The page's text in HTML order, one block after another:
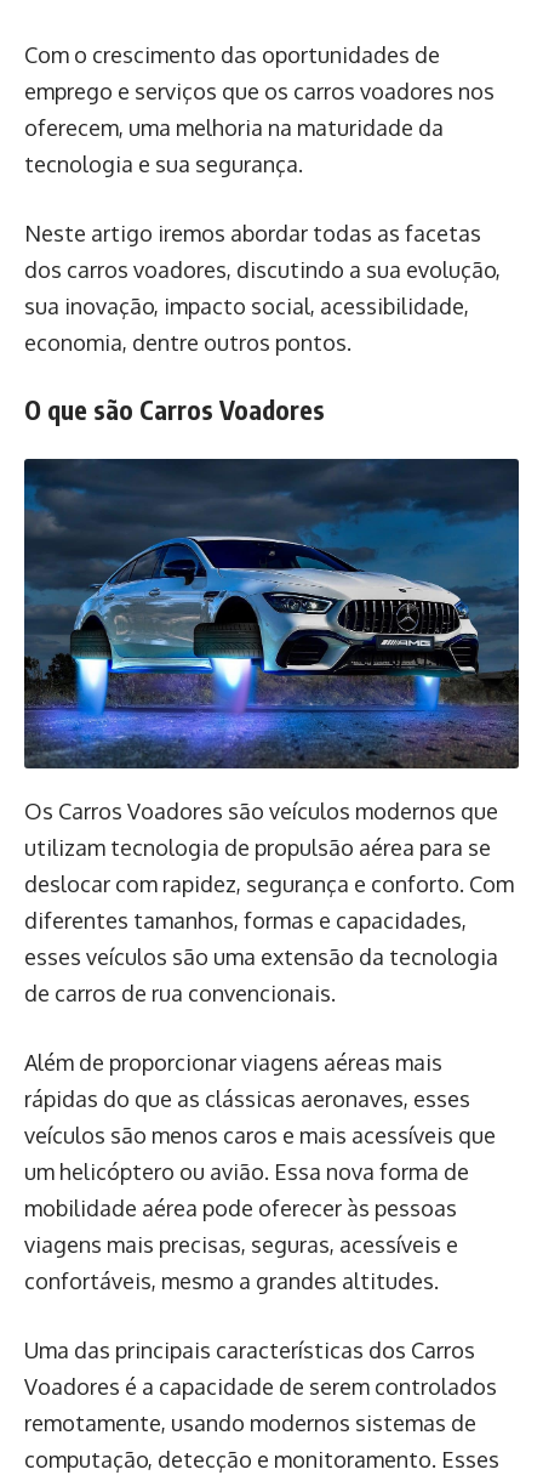
Com o crescimento das oportunidades de
emprego e serviços que os carros voadores nos
oferecem, uma melhoria na maturidade da
tecnologia e sua segurança.
Neste artigo iremos abordar todas as facetas
dos carros voadores, discutindo a sua evolução,
sua inovação, impacto social, acessibilidade,
economia, dentre outros pontos.
O que são Carros Voadores
Os Carros Voadores são veículos modernos que
utilizam tecnologia de propulsão aérea para se
deslocar com rapidez, segurança e conforto. Com
diferentes tamanhos, formas e capacidades,
esses veículos são uma extensão da tecnologia
de carros de rua convencionais.
Além de proporcionar viagens aéreas mais
rápidas do que as clássicas aeronaves, esses
veículos são menos caros e mais acessíveis que
um helicóptero ou avião. Essa nova forma de
mobilidade aérea pode oferecer às pessoas
viagens mais precisas, seguras, acessíveis e
confortáveis, mesmo a grandes altitudes.
Uma das principais características dos Carros
Voadores é a capacidade de serem controlados
remotamente, usando modernos sistemas de
computação, detecção e monitoramento. Esses